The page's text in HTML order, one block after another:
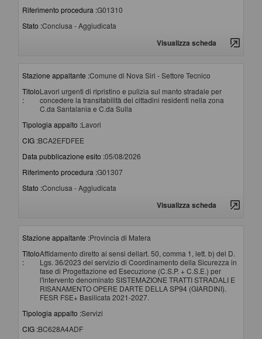
Riferimento procedura :G01310
Stato :Conclusa - Aggiudicata
Visualizza scheda
Stazione appaltante :Comune di Nova Siri - Settore Tecnico
Titolo
:
Lavori urgenti di ripristino e pulizia sul manto stradale per
concedere la transitabilità dei cittadini residenti nella zona
C.da Santalania e C.da Sulla
Tipologia appalto :Lavori
CIG :BCA2EFDFEE
Data pubblicazione esito :05/08/2026
Riferimento procedura :G01307
Stato :Conclusa - Aggiudicata
Visualizza scheda
Stazione appaltante :Provincia di Matera
Titolo
:
Affidamento diretto ai sensi dellart. 50, comma 1, lett. b) del D.
Lgs. 36/2023 del servizio di Coordinamento della Sicurezza in
fase di Progettazione ed Esecuzione (C.S.P. + C.S.E.) per
l'intervento denominato SISTEMAZIONE TRATTI STRADALI E
RISANAMENTO OPERE DARTE DELLA SP94 (GIARDINI).
FESR FSE+ Basilicata 2021-2027.
Tipologia appalto :Servizi
CIG :BC628A4ADF